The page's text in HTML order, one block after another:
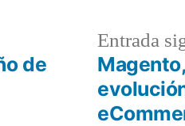
de
Entrada